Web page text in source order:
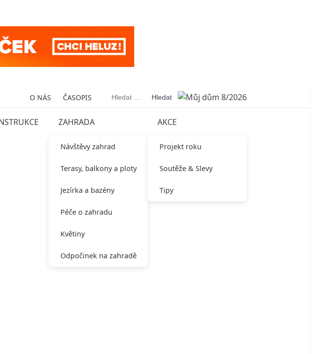
O NÁS ČASOPIS Vyhledávání
ZAHRADA
Návštěvy zahrad
Terasy, balkony a ploty
Jezírka a bazény
Péče o zahradu
Květiny
Odpočinek na zahradě
AKCE
Projekt roku
Soutěže & Slevy
Tipy